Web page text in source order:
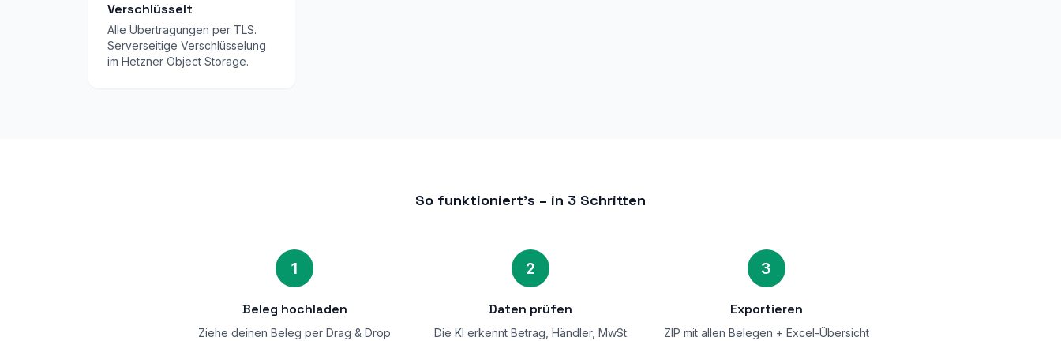
Verschlüsselt
Alle Übertragungen per TLS.
Serverseitige Verschlüsselung
im Hetzner Object Storage.
So funktioniert's – in 3 Schritten
1
Beleg hochladen
Ziehe deinen Beleg per Drag & Drop
2
Daten prüfen
Die KI erkennt Betrag, Händler, MwSt
3
Exportieren
ZIP mit allen Belegen + Excel-Übersicht